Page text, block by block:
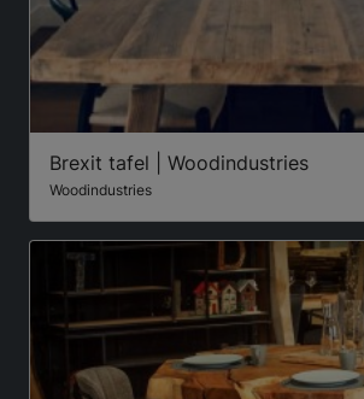
Brexit tafel | Woodindustries
Woodindustries